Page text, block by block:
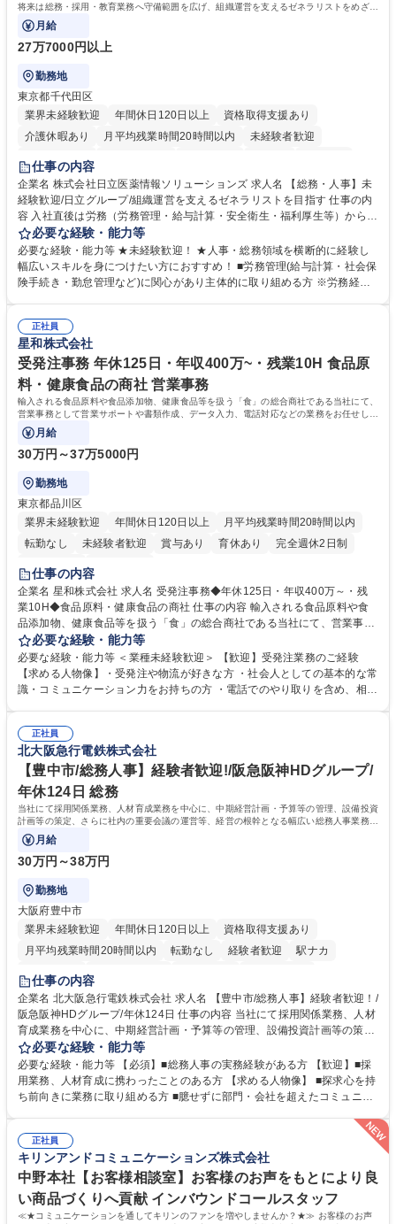
将来は総務・採用・教育業務へ守備範囲を広げ、組織運営を支えるゼネラリストをめざせ
ます。
月給
27万7000円以上
勤務地
東京都千代田区
業界未経験歓迎
年間休日120日以上
資格取得支援あり
介護休暇あり
月平均残業時間20時間以内
未経験者歓迎
住宅手当あり
育休あり
完全週休2日制 交通費支給 土日祝休み 寮・社宅あり
仕事の内容
企業名 株式会社日立医薬情報ソリューションズ 求人名 【総務・人事】未
経験歓迎/日立グループ/組織運営を支えるゼネラリストを目指す 仕事の内
容 入社直後は労務（労務管理・給与計算・安全衛生・福利厚生等）からお
任せいたします。将来は総務・採用・教育業務へ守備範囲を広げ、組織運
営を支えるゼネラリストをめざせます。 ・初期業務：労働時間管理、給与
計算、社会保険対応、福利厚生管理、安全衛生、健康経営推進等をお任せ
します。ご経験に応じて、休職者管理など、幅広く経験を積んでいただき
幅広く経験を積みたい意欲がある方に最適な環境です。 募集職種 【総
務・人事】未経験歓迎/日立グループ/組織運営を支えるゼネラリストを目
指す
必要な経験・能力等
必要な経験・能力等 ★未経験歓迎！ ★人事・総務領域を横断的に経験し
幅広いスキルを身につけたい方におすすめ！ ■労務管理(給与計算・社会保
険手続き・勤怠管理など)に関心があり主体的に取り組める方 ※労務経験
のご経験 ■労務管理（給与計算・社会保険手続き・勤怠管理など）の経験
■衛生管理者の資格をお持ちの方 学歴・資格 学歴：大学院 大学 高専 短大
専修学校 高校 語学力： 資格：
正社員
星和株式会社
受発注事務 年休125日・年収400万~・残業10H 食品原
料・健康食品の商社 営業事務
輸入される食品原料や食品添加物、健康食品等を扱う「食」の総合商社である当社にて、
営業事務として営業サポートや書類作成、データ入力、電話対応などの業務をお任せしま
す。
月給
30万円～37万5000円
勤務地
東京都品川区
業界未経験歓迎
年間休日120日以上
月平均残業時間20時間以内
転勤なし
未経験者歓迎 賞与あり 育休あり
完全週休2日制
交通費支給
仕事の内容
企業名 星和株式会社 求人名 受発注事務◆年休125日・年収400万～・残
業10H◆食品原料・健康食品の商社 仕事の内容 輸入される食品原料や食
品添加物、健康食品等を扱う「食」の総合商社である当社にて、営業事務
として営業サポートや書類作成、データ入力、電話対応などの業務をお任
せします。 ・受注／出荷指示／売上管理／仕入管理／在庫管理／お客様や
倉庫と電話確認など、販売に関わる事務、営業サポートをお願いします。
・入社後は商品について覚えることから始め、先輩社員OJTと共に業務を
万～・残業10H◆食品原料・健康食品の商社
必要な経験・能力等
必要な経験・能力等 ＜業種未経験歓迎＞ 【歓迎】受発注業務のご経験
【求める人物像】・受発注や物流が好きな方 ・社会人としての基本的な常
識・コミュニケーション力をお持ちの方 ・電話でのやり取りを含め、相手
演算ができる方 ・業務ルールや指示を理解し、行動できる方 学歴・資格
学歴：大学院 大学 短大 語学力： 資格：
正社員
北大阪急行電鉄株式会社
【豊中市/総務人事】経験者歓迎!/阪急阪神HDグループ/
年休124日 総務
当社にて採用関係業務、人材育成業務を中心に、中期経営計画・予算等の管理、設備投資
計画等の策定、さらに社内の重要会議の運営等、経営の根幹となる幅広い総務人事業務全
般を担当していただきます。
月給
30万円～38万円
勤務地
大阪府豊中市
業界未経験歓迎
年間休日120日以上
資格取得支援あり
月平均残業時間20時間以内
転勤なし 経験者歓迎
駅ナカ
退職金あり
土日祝休み
服装自由 昼食補助あり 食事補助あり
仕事の内容
企業名 北大阪急行電鉄株式会社 求人名 【豊中市/総務人事】経験者歓迎！/
阪急阪神HDグループ/年休124日 仕事の内容 当社にて採用関係業務、人材
育成業務を中心に、中期経営計画・予算等の管理、設備投資計画等の策
定、さらに社内の重要会議の運営等、経営の根幹となる幅広い総務人事業
務全般を担当していただきます。 【主な業務内容】 ■採用関係業務および
人材育成(社員研修)業務の推進 ■中期経営計画および予算等の管理 ■設備
投資計画等の策定 ■社内の重要会議の運営 ■その他総務人事業務全般 【入
務人事】経験者歓迎！/阪急阪神HDグループ/年休124日
必要な経験・能力等
必要な経験・能力等 【必須】■総務人事の実務経験がある方 【歓迎】■採
用業務、人材育成に携わったことのある方 【求める人物像】 ■探求心を持
ち前向きに業務に取り組める方 ■臆せずに部門・会社を超えたコミュニケ
る当社で組織の次代を担うネクスト人材として長期的に成長したい方 ■周
囲のメンバーと協調しつつ主体性を持って能動的に業務を推進できる方 学
歴・資格 学歴：大学院 大学 高専 短大 専修学校 高校 語学力： 資格：
正社員
キリンアンドコミュニケーションズ株式会社
中野本社【お客様相談室】お客様のお声をもとにより良
い商品づくりへ貢献 インバウンドコールスタッフ
≪★コミュニケーションを通してキリンのファンを増やしませんか？★≫ お客様のお声